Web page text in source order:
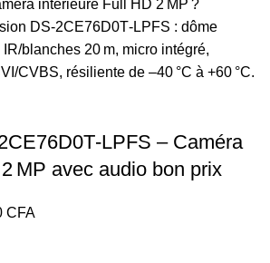
actuel
est :
25
000 CFA.
– Caméra
MP avec audio bon prix
CFA